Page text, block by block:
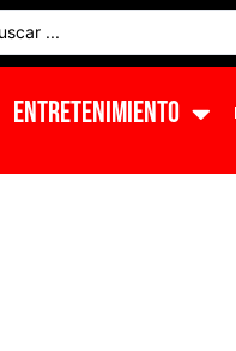
ENTRETENIMIENTO